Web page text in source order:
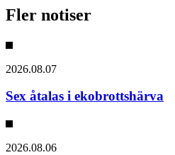
Fler notiser
2026.08.07
Sex åtalas i ekobrottshärva
2026.08.06